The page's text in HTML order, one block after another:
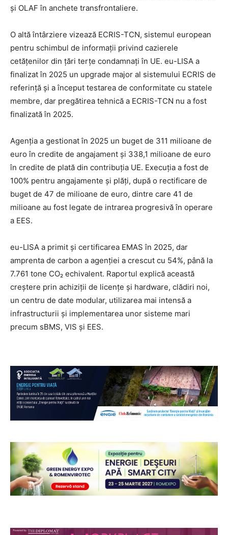
și OLAF în anchete transfrontaliere.
O altă întârziere vizează ECRIS-TCN, sistemul european
pentru schimbul de informații privind cazierele
cetățenilor din țări terțe condamnați în UE. eu-LISA a
finalizat în 2025 un upgrade major al sistemului ECRIS de
referință și a început testarea de conformitate cu statele
membre, dar pregătirea tehnică a ECRIS-TCN nu a fost
finalizată în 2025.
Agenția a gestionat în 2025 un buget de 311 milioane de
euro în credite de angajament și 338,1 milioane de euro
în credite de plată din contribuția UE. Execuția a fost de
100% pentru angajamente și plăți, după o rectificare de
buget de 47 de milioane de euro, dintre care 41 de
milioane au fost legate de intrarea progresivă în operare
a EES.
eu-LISA a primit și certificarea EMAS în 2025, dar
amprenta de carbon a agenției a crescut cu 54%, până la
7.761 tone CO₂ echivalent. Raportul explică această
creștere prin achiziții de licențe și hardware, clădiri noi,
un centru de date modular, utilizarea mai intensă a
infrastructurii și implementarea unor sisteme mari
precum sBMS, VIS și EES.